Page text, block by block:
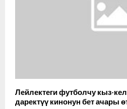
Лейлектеги футболчу кыз-
даректүү кинонун бет ачары